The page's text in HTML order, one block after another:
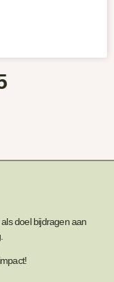
doel bijdragen aan